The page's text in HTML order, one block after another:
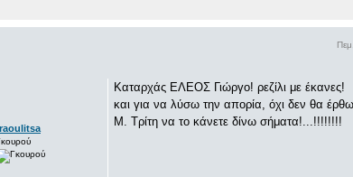
Καταρχάς ΕΛΕΟΣ Γιώργο! ρεζίλι με έκανες!
και για να λύσω την απορία, όχι δεν θα
Μ. Τρίτη να το κάνετε δίνω σήματα!...!!!!!!!!